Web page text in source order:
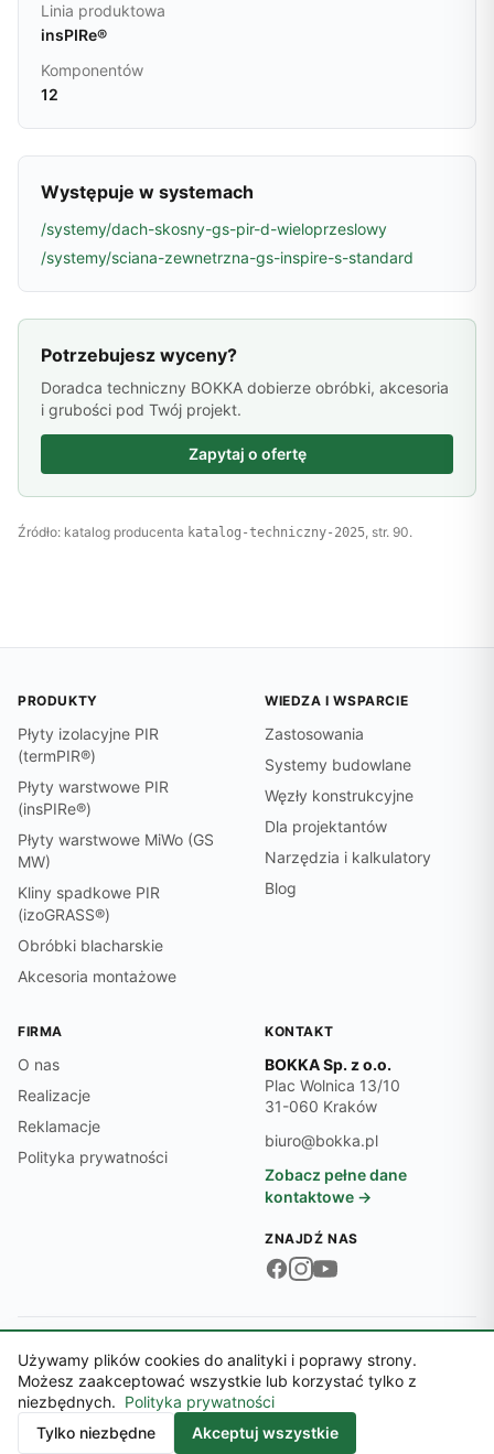
Linia produktowa
insPIRe®
Komponentów
12
Występuje w systemach
/systemy/dach-skosny-gs-pir-d-wieloprzeslowy
/systemy/sciana-zewnetrzna-gs-inspire-s-standard
Potrzebujesz wyceny?
Doradca techniczny BOKKA dobierze obróbki, akcesoria
i grubości pod Twój projekt.
Zapytaj o ofertę
Źródło: katalog producenta katalog-techniczny-2025, str. 90.
PRODUKTY
Płyty izolacyjne PIR
(termPIR®)
Płyty warstwowe PIR
(insPIRe®)
Płyty warstwowe MiWo (GS
MW)
Kliny spadkowe PIR
(izoGRASS®)
Obróbki blacharskie
Akcesoria montażowe
WIEDZA I WSPARCIE
Zastosowania
Systemy budowlane
Węzły konstrukcyjne
Dla projektantów
Narzędzia i kalkulatory
Blog
FIRMA
O nas
Realizacje
Reklamacje
Polityka prywatności
KONTAKT
BOKKA Sp. z o.o.
Plac Wolnica 13/10
31-060 Kraków
biuro@bokka.pl
Zobacz pełne dane
kontaktowe →
ZNAJDŹ NAS
Dane firmy:
NIP 6762545474 · REGON 369497701 · KRS 0000718870
© 2026 BOKKA Sp. z o.o.
Sąd Rejonowy dla Krakowa-Śródmieścia, XI Wydział Gospodarczy KRS ·
Kapitał zakładowy 5 000,00 zł
Używamy plików cookies do analityki i poprawy strony.
Możesz zaakceptować wszystkie lub korzystać tylko z
niezbędnych. Polityka prywatności
Tylko niezbędne
Akceptuj wszystkie